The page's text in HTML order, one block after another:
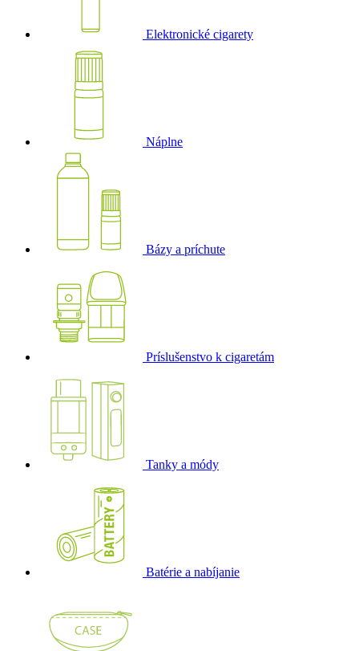
Elektronické cigarety
Náplne
Bázy a príchute
Príslušenstvo k cigaretám
Tanky a módy
Batérie a nabíjanie